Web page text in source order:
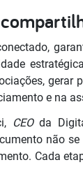
e na
CEOda
não
Cada